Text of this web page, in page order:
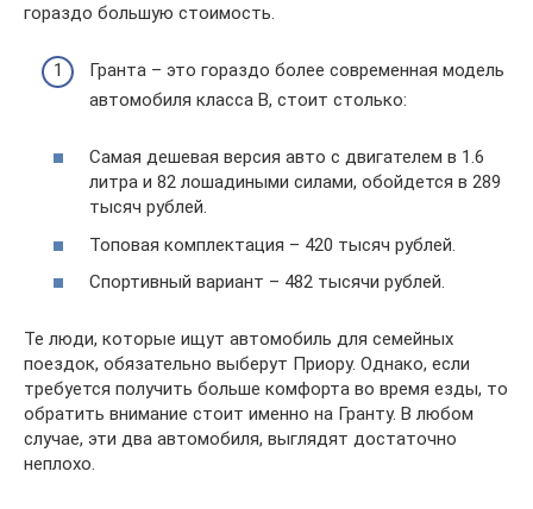
гораздо большую стоимость.
Гранта – это гораздо более современная модель
автомобиля класса B, стоит столько:
Самая дешевая версия авто с двигателем в 1.6
литра и 82 лошадиными силами, обойдется в 289
тысяч рублей.
Топовая комплектация – 420 тысяч рублей.
Спортивный вариант – 482 тысячи рублей.
Те люди, которые ищут автомобиль для семейных
поездок, обязательно выберут Приору. Однако, если
требуется получить больше комфорта во время езды, то
обратить внимание стоит именно на Гранту. В любом
случае, эти два автомобиля, выглядят достаточно
неплохо.